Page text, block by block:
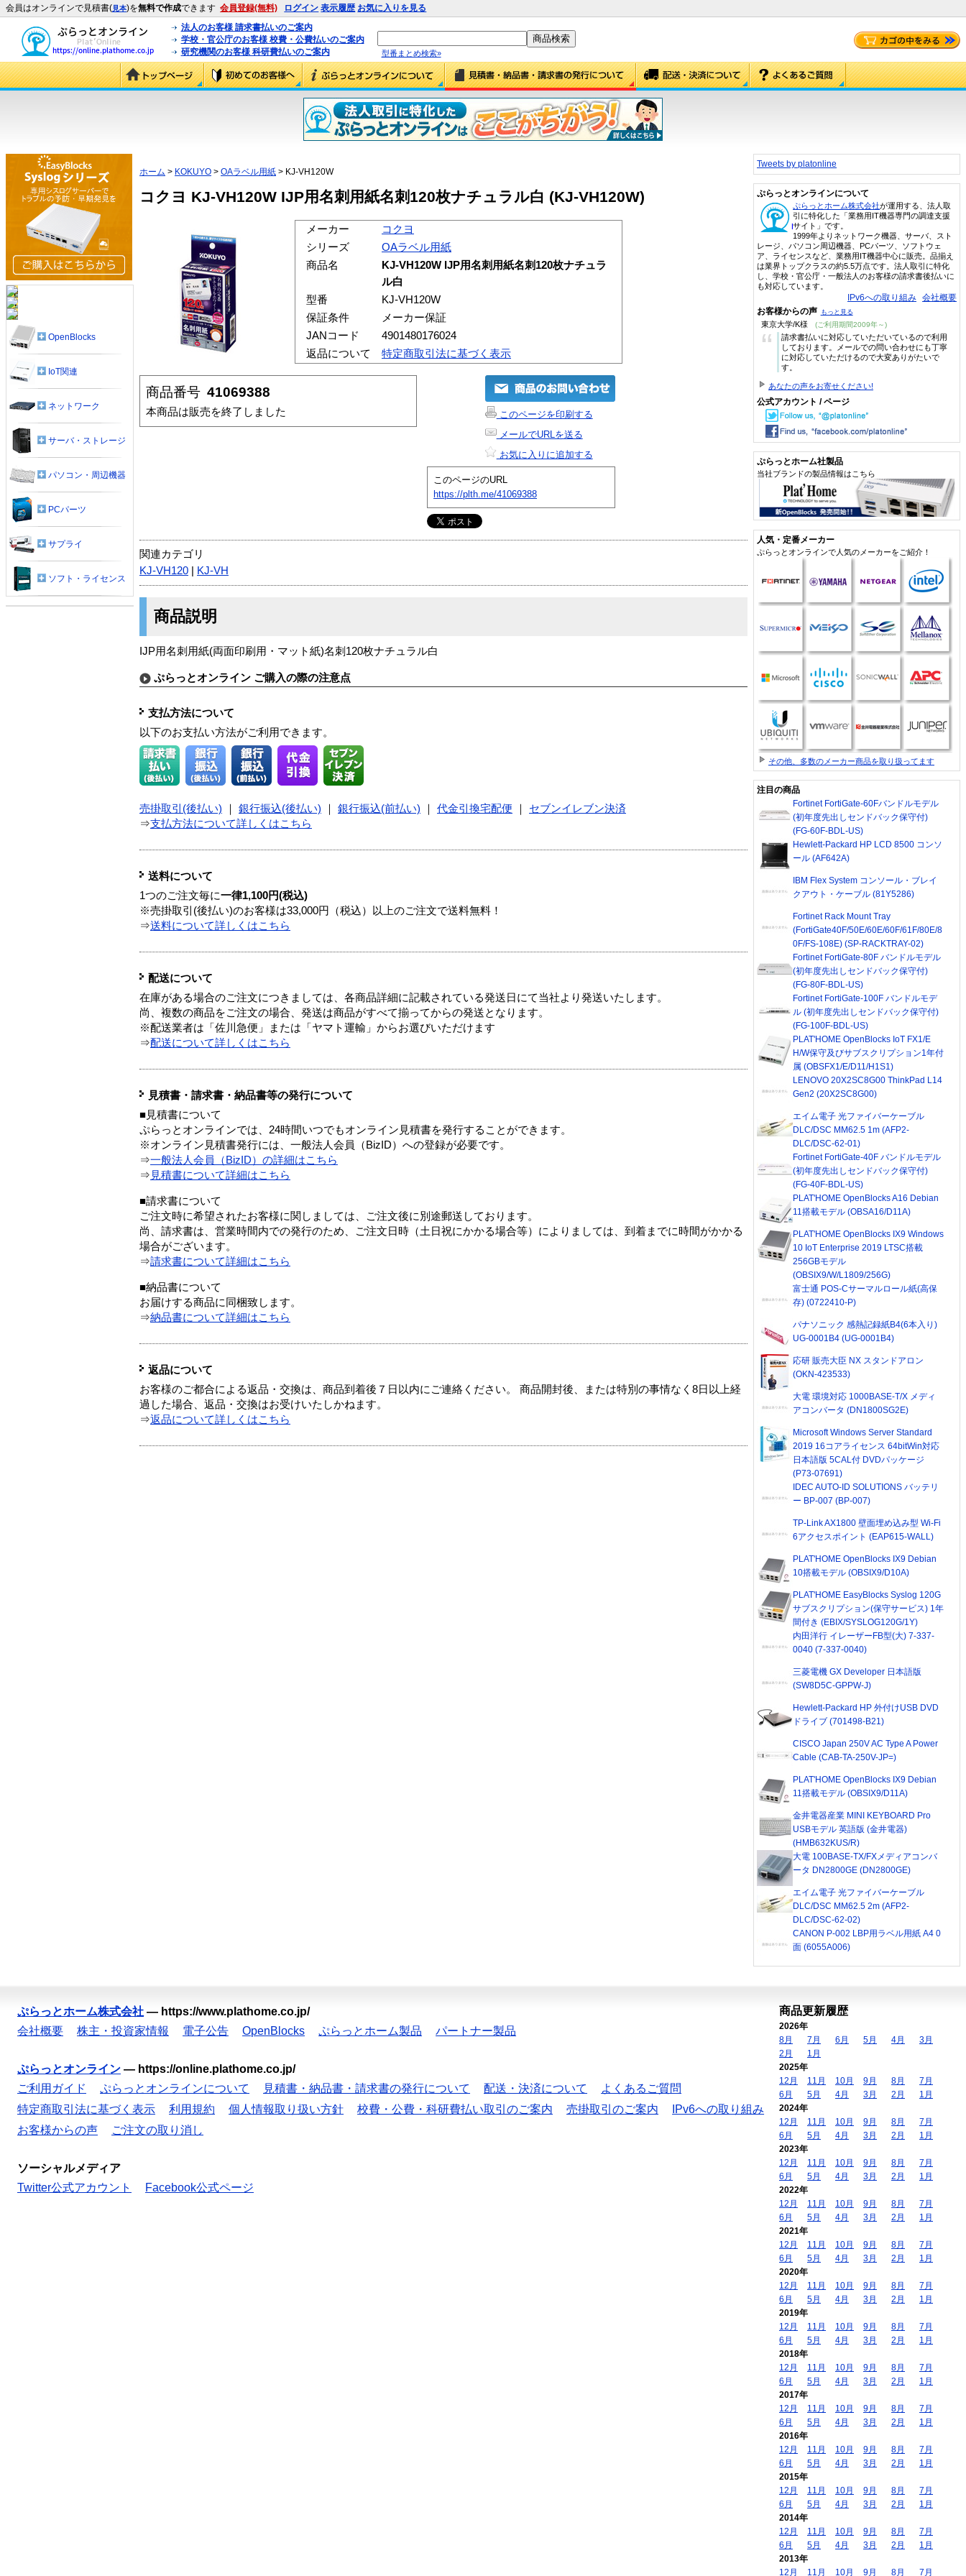
会員はオンラインで見積書(見本)を無料で作成できます 会員登録(無料) ログイン 表示履歴 お気に入りを見る
法人のお客様 請求書払いのご案内
学校・官公庁のお客様 校費・公費払いのご案内
研究機関のお客様 科研費払いのご案内
型番まとめ検索»
ホーム > KOKUYO > OAラベル用紙 > KJ-VH120W
コクヨ KJ-VH120W IJP用名刺用紙名刺120枚ナチュラル白 (KJ-VH120W)
メーカー
コクヨ
シリーズ
OAラベル用紙
商品名
KJ-VH120W IJP用名刺用紙名刺120枚ナチュラ
ル白
型番
KJ-VH120W
保証条件
メーカー保証
JANコード
4901480176024
返品について
特定商取引法に基づく表示
商品番号 41069388
本商品は販売を終了しました
このページを印刷する
メールでURLを送る
お気に入りに追加する
このページのURL
https://plth.me/41069388
関連カテゴリ
KJ-VH120
KJ-VH
商品説明
IJP用名刺用紙(両面印刷用・マット紙)名刺120枚ナチュラル白
ぷらっとオンライン ご購入の際の注意点
支払方法について
以下のお支払い方法がご利用できます。
売掛取引(後払い) 銀行振込(後払い) 銀行振込(前払い) 代金引換宅配便
セブンイレブン決済
⇒支払方法について詳しくはこちら
送料について
1つのご注文毎に一律1,100円(税込)
※売掛取引(後払い)のお客様は33,000円（税込）以上のご注文で送料無料！
⇒送料について詳しくはこちら
配送について
在庫がある場合のご注文につきましては、各商品詳細に記載されている発送日にて当社より発送いたします。
尚、複数の商品をご注文の場合、発送は商品がすべて揃ってからの発送となります。
※配送業者は「佐川急便」または「ヤマト運輸」からお選びいただけます
⇒配送について詳しくはこちら
見積書・請求書・納品書等の発行について
■見積書について
ぷらっとオンラインでは、24時間いつでもオンライン見積書を発行することができます。
※オンライン見積書発行には、一般法人会員（BizID）への登録が必要です。
⇒一般法人会員（BizID）の詳細はこちら
⇒ 見積書について詳細はこちら
■請求書について
ご注文時に希望されたお客様に関しましては、ご注文後に別途郵送しております。
尚、請求書は、営業時間内での発行のため、ご注文日時（土日祝にかかる場合等）によりましては、到着までに時間がかかる
場合がございます。
⇒請求書について詳細はこちら
■納品書について
お届けする商品に同梱致します。
⇒納品書について詳細はこちら
返品について
お客様のご都合による返品・交換は、商品到着後７日以内にご連絡ください。 商品開封後、または特別の事情なく8日以上経
過した場合、返品・交換はお受けいたしかねます。
⇒返品について詳しくはこちら
OpenBlocks
IoT関連
ネットワーク
サーバ・ストレージ
パソコン・周辺機器
PCパーツ
サプライ
ソフト・ライセンス
Tweets by platonline
ぷらっとオンラインについて
ぷらっとホーム株式会社が運用する、法人取
引に特化した「業務用IT機器専門の調達支援
サイト」です。
1999年よりネットワーク機器、サーバ、スト
レージ、パソコン周辺機器、PCパーツ、ソフトウェ
ア、ライセンスなど、業務用IT機器中心に販売。品揃え
は業界トップクラスの約5.5万点です。法人取引に特化
し、学校・官公庁・一般法人のお客様の請求書後払いに
も対応しています。
IPv6への取り組み 会社概要
お客様からの声 もっと見る
東京大学/K様 (ご利用期間2009年～)
“
請求書払いに対応していただいているので利用
しております。メールでの問い合わせにも丁寧
に対応していただけるので大変ありがたいで
す。
あなたの声をお寄せください!
公式アカウント / ページ
ぷらっとホーム社製品
当社ブランドの製品情報はこちら
人気・定番メーカー
ぷらっとオンラインで人気のメーカーをご紹介！
その他、多数のメーカー商品を取り扱ってます
注目の商品
Fortinet FortiGate-60Fバンドルモデル
(初年度先出しセンドバック保守付)
(FG-60F-BDL-US)
Hewlett-Packard HP LCD 8500 コンソ
ール (AF642A)
IBM Flex System コンソール・ブレイ
クアウト・ケーブル (81Y5286)
Fortinet Rack Mount Tray
(FortiGate40F/50E/60E/60F/61F/80E/8
0F/FS-108E) (SP-RACKTRAY-02)
Fortinet FortiGate-80F バンドルモデル
(初年度先出しセンドバック保守付)
(FG-80F-BDL-US)
Fortinet FortiGate-100F バンドルモデ
ル (初年度先出しセンドバック保守付)
(FG-100F-BDL-US)
PLAT'HOME OpenBlocks IoT FX1/E
H/W保守及びサブスクリプション1年付
属 (OBSFX1/E/D11/H1S1)
LENOVO 20X2SC8G00 ThinkPad L14
Gen2 (20X2SC8G00)
エイム電子 光ファイバーケーブル
DLC/DSC MM62.5 1m (AFP2-
DLC/DSC-62-01)
Fortinet FortiGate-40F バンドルモデル
(初年度先出しセンドバック保守付)
(FG-40F-BDL-US)
PLAT'HOME OpenBlocks A16 Debian
11搭載モデル (OBSA16/D11A)
PLAT'HOME OpenBlocks IX9 Windows
10 IoT Enterprise 2019 LTSC搭載
256GBモデル
(OBSIX9/W/L1809/256G)
富士通 POS-Cサーマルロール紙(高保
存) (0722410-P)
パナソニック 感熱記録紙B4(6本入り)
UG-0001B4 (UG-0001B4)
応研 販売大臣 NX スタンドアロン
(OKN-423533)
大電 環境対応 1000BASE-T/X メディ
アコンバータ (DN1800SG2E)
Microsoft Windows Server Standard
2019 16コアライセンス 64bitWin対応
日本語版 5CAL付 DVDパッケージ
(P73-07691)
IDEC AUTO-ID SOLUTIONS バッテリ
ー BP-007 (BP-007)
TP-Link AX1800 壁面埋め込み型 Wi-Fi
6アクセスポイント (EAP615-WALL)
PLAT'HOME OpenBlocks IX9 Debian
10搭載モデル (OBSIX9/D10A)
PLAT'HOME EasyBlocks Syslog 120G
サブスクリプション(保守サービス) 1年
間付き (EBIX/SYSLOG120G/1Y)
内田洋行 イレーザーFB型(大) 7-337-
0040 (7-337-0040)
三菱電機 GX Developer 日本語版
(SW8D5C-GPPW-J)
Hewlett-Packard HP 外付けUSB DVD
ドライブ (701498-B21)
CISCO Japan 250V AC Type A Power
Cable (CAB-TA-250V-JP=)
PLAT'HOME OpenBlocks IX9 Debian
11搭載モデル (OBSIX9/D11A)
金井電器産業 MINI KEYBOARD Pro
USBモデル 英語版 (金井電器)
(HMB632KUS/R)
大電 100BASE-TX/FXメディアコンバ
ータ DN2800GE (DN2800GE)
エイム電子 光ファイバーケーブル
DLC/DSC MM62.5 2m (AFP2-
DLC/DSC-62-02)
CANON P-002 LBP用ラベル用紙 A4 0
面 (6055A006)
ぷらっとホーム株式会社 — https://www.plathome.co.jp/
会社概要
株主・投資家情報 電子公告 OpenBlocks ぷらっとホーム製品 パートナー製品
ぷらっとオンライン — https://online.plathome.co.jp/
ご利用ガイド
ぷらっとオンラインについて 見積書・納品書・請求書の発行について 配送・決済について
よくあるご質問
特定商取引法に基づく表示
利用規約 個人情報取り扱い方針 校費・公費・科研費払い取引のご案内 売掛取引のご案内
IPv6への取り組み
お客様からの声
ご注文の取り消し
ソーシャルメディア
Twitter公式アカウント
Facebook公式ページ
商品更新履歴
2026年
8月
7月 6月 5月 4月
3月
2月
1月
2025年
12月
11月 10月 9月 8月
7月
6月
5月 4月 3月 2月
1月
2024年
12月
11月 10月 9月 8月
7月
6月
5月 4月 3月 2月
1月
2023年
12月
11月 10月 9月 8月
7月
6月
5月 4月 3月 2月
1月
2022年
12月
11月 10月 9月 8月
7月
6月
5月 4月 3月 2月
1月
2021年
12月
11月 10月 9月 8月
7月
6月
5月 4月 3月 2月
1月
2020年
12月
11月 10月 9月 8月
7月
6月
5月 4月 3月 2月
1月
2019年
12月
11月 10月 9月 8月
7月
6月
5月 4月 3月 2月
1月
2018年
12月
11月 10月 9月 8月
7月
6月
5月 4月 3月 2月
1月
2017年
12月
11月 10月 9月 8月
7月
6月
5月 4月 3月 2月
1月
2016年
12月
11月 10月 9月 8月
7月
6月
5月 4月 3月 2月
1月
2015年
12月
11月 10月 9月 8月
7月
6月
5月 4月 3月 2月
1月
2014年
12月
11月 10月 9月 8月
7月
6月
5月 4月 3月 2月
1月
2013年
12月
11月 10月 9月 8月 7月